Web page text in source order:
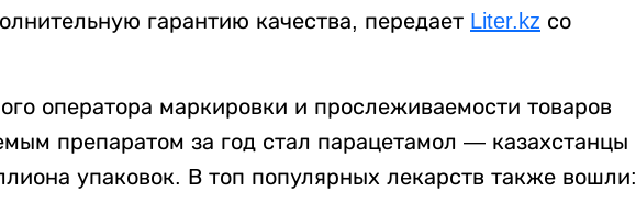
гарантию качества, передает Liter.kz со
оператора маркировки и прослеживаемости товаров
препаратом за год стал парацетамол — казахстанцы
упаковок. В топ популярных лекарств также вошли: